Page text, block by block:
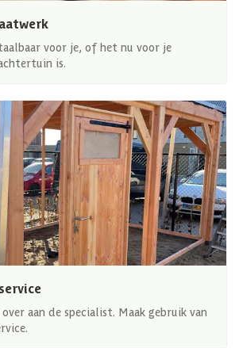
voor je, of het nu voor je
is.
aan de specialist. Maak gebruik van